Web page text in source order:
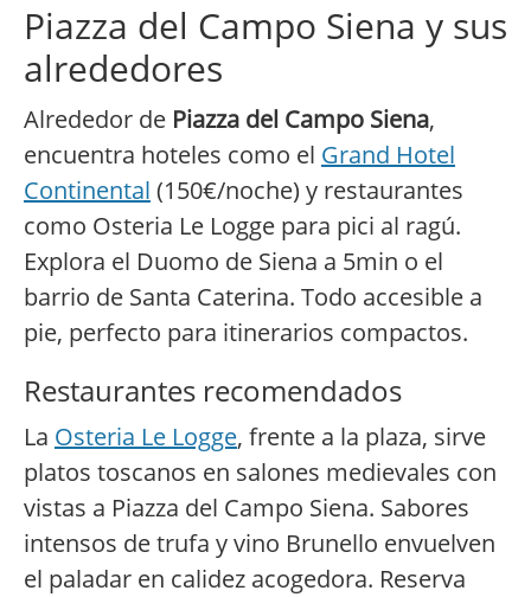
Piazza del Campo Siena y sus
alrededores
Alrededor de Piazza del Campo Siena,
encuentra hoteles como el Grand Hotel
Continental (150€/noche) y restaurantes
como Osteria Le Logge para pici al ragú.
Explora el Duomo de Siena a 5min o el
barrio de Santa Caterina. Todo accesible a
pie, perfecto para itinerarios compactos.
Restaurantes recomendados
La Osteria Le Logge, frente a la plaza, sirve
platos toscanos en salones medievales con
vistas a Piazza del Campo Siena. Sabores
intensos de trufa y vino Brunello envuelven
el paladar en calidez acogedora. Reserva